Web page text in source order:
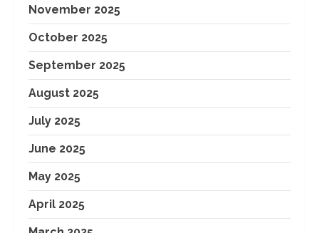
November 2025
October 2025
September 2025
August 2025
July 2025
June 2025
May 2025
April 2025